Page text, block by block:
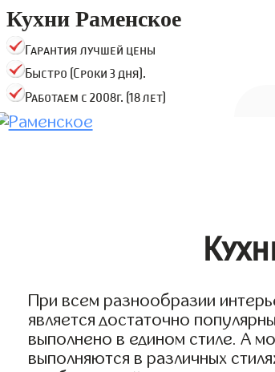
Кухни Раменское
Гарантия лучшей цены
Быстро (Сроки 3 дня).
Работаем с 2008г. (18 лет)
При всем разнообразии
является достаточно
выполнено в едином стиле. А
выполняются в различных